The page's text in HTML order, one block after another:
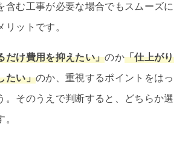
含む工事が必要な場合でもスムーズに
ットです。
だけ費用を抑えたい」のか「仕上がり
たい」のか、重視するポイントをはっ
。そのうえで判断すると、どちらか選